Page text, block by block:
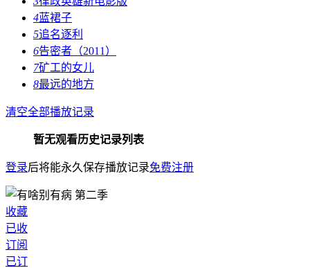
4蓝裙子
5追名逐利
6告密者（2011）
7矿工的女儿
8最远的地方
清空全部播放记录
暂无观看历史记录列表
登录后将能永久保存播放记录免费注册
收藏
已收
订阅
已订